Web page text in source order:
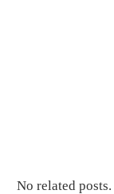
No related posts.